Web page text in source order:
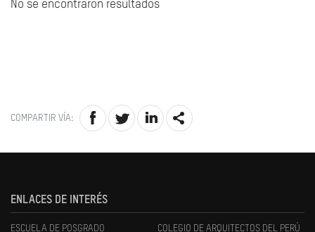
No se encontraron resultados
COMPARTIR VÍA:
ENLACES DE INTERÉS
ESCUELA DE POSGRADO COLEGIO DE ARQUITECTOS DEL PERÚ